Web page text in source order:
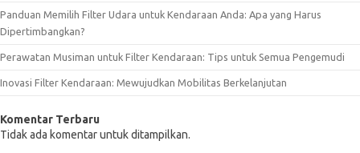
Panduan Memilih Filter Udara untuk Kendaraan Anda: Apa yang Harus
Dipertimbangkan?
Perawatan Musiman untuk Filter Kendaraan: Tips untuk Semua Pengemudi
Inovasi Filter Kendaraan: Mewujudkan Mobilitas Berkelanjutan
Komentar Terbaru
Tidak ada komentar untuk ditampilkan.